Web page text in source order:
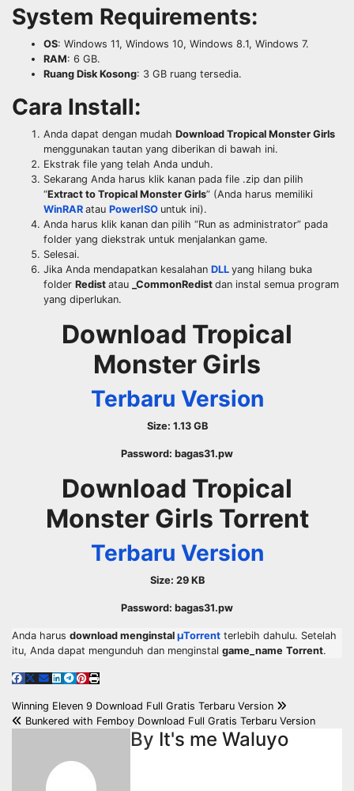
System Requirements:
OS: Windows 11, Windows 10, Windows 8.1, Windows 7.
RAM: 6 GB.
Ruang Disk Kosong: 3 GB ruang tersedia.
Cara Install:
Anda dapat dengan mudah Download Tropical Monster Girls
menggunakan tautan yang diberikan di bawah ini.
Ekstrak file yang telah Anda unduh.
Sekarang Anda harus klik kanan pada file .zip dan pilih
“Extract to Tropical Monster Girls” (Anda harus memiliki
WinRAR atau PowerISO untuk ini).
Anda harus klik kanan dan pilih “Run as administrator” pada
folder yang diekstrak untuk menjalankan game.
Selesai.
Jika Anda mendapatkan kesalahan DLL yang hilang buka
folder Redist atau _CommonRedist dan instal semua program
yang diperlukan.
Download Tropical
Monster Girls
Terbaru Version
Size: 1.13 GB
Password: bagas31.pw
Download Tropical
Monster Girls Torrent
Terbaru Version
Size: 29 KB
Password: bagas31.pw
Anda harus download menginstal µTorrent terlebih dahulu. Setelah
itu, Anda dapat mengunduh dan menginstal game_name Torrent.
Post
navigation
Winning Eleven 9 Download Full Gratis Terbaru Version
Bunkered with Femboy Download Full Gratis Terbaru Version
By It's me Waluyo